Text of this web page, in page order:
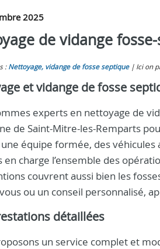
2025
de vidange
: Nettoyage, vidange de fosse septique Ici on
et vidange de fosse
experts en nettoyage de
de Saint-Mitre-les-Remparts
une équipe formée, des
en charge l’ensemble des
couvrent aussi bien les
ou un conseil personnalisé,
détaillées
un service complet et